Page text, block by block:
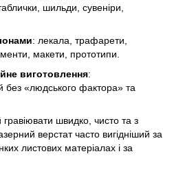
шильди, сувеніри,
: лекала, трафарети,
макети, прототипи.
виготовлення:
без «людського фактора» та
швидко, чисто та з
верстат часто вигідніший за
листових матеріалах і за